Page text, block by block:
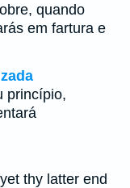
quando
em fartura e
princípio,
thy latter end